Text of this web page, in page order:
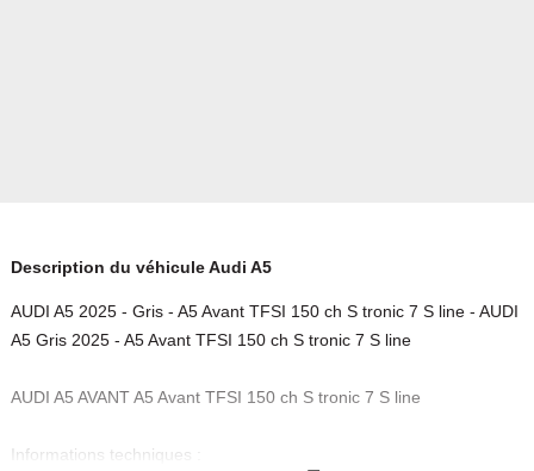
Description du véhicule Audi A5
AUDI A5 2025 - Gris - A5 Avant TFSI 150 ch S tronic 7 S line - AUDI
A5 Gris 2025 - A5 Avant TFSI 150 ch S tronic 7 S line
AUDI A5 AVANT A5 Avant TFSI 150 ch S tronic 7 S line
Informations techniques :